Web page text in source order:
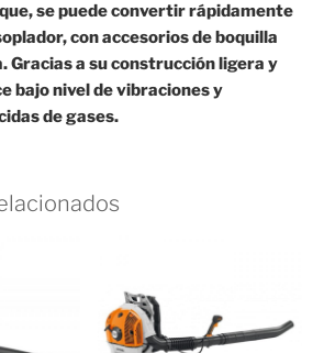
se puede convertir rápidamente
con accesorios de boquilla
Gracias a su construcción ligera y
bajo nivel de vibraciones y
de gases.